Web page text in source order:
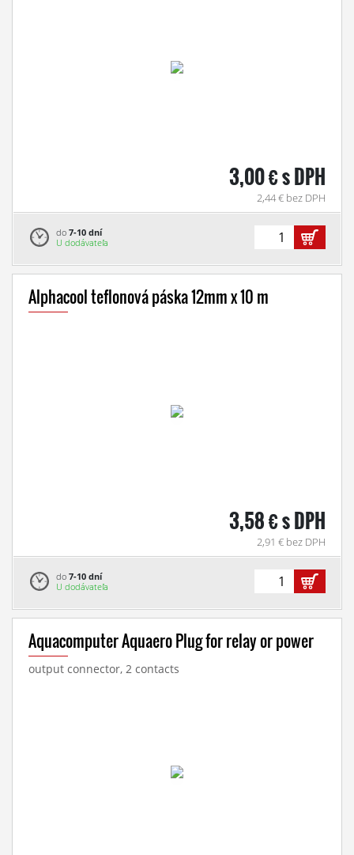
3,00 € s DPH
2,44 € bez DPH
do 7-10 dní
U dodávateľa
Alphacool teflonová páska 12mm x 10 m
3,58 € s DPH
2,91 € bez DPH
do 7-10 dní
U dodávateľa
Aquacomputer Aquaero Plug for relay or power
output connector, 2 contacts